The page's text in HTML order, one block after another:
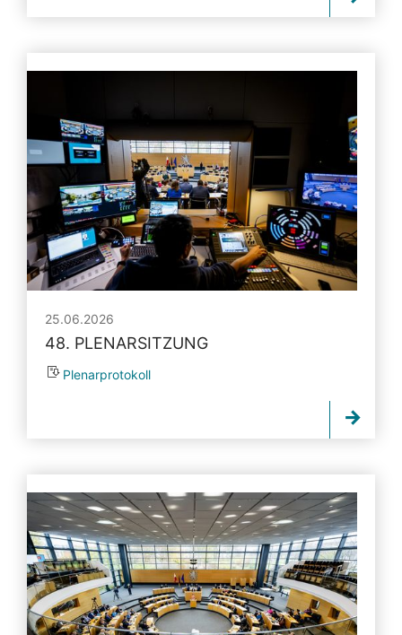
25.06.2026
48. PLENARSITZUNG
Plenarprotokoll